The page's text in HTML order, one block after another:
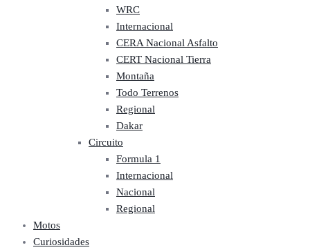
WRC
Internacional
CERA Nacional Asfalto
CERT Nacional Tierra
Montaña
Todo Terrenos
Regional
Dakar
Circuito
Formula 1
Internacional
Nacional
Regional
Motos
Curiosidades